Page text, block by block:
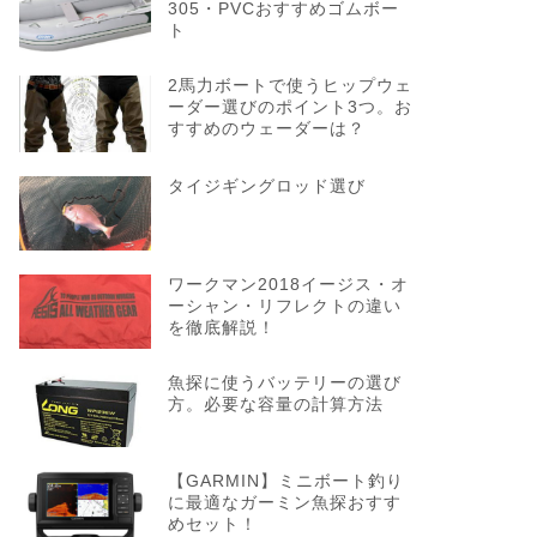
305・PVCおすすめゴムボー
ト
2馬力ボートで使うヒップウェ
ーダー選びのポイント3つ。お
すすめのウェーダーは？
タイジギングロッド選び
ワークマン2018イージス・オ
ーシャン・リフレクトの違い
を徹底解説！
魚探に使うバッテリーの選び
方。必要な容量の計算方法
【GARMIN】ミニボート釣り
に最適なガーミン魚探おすす
めセット！